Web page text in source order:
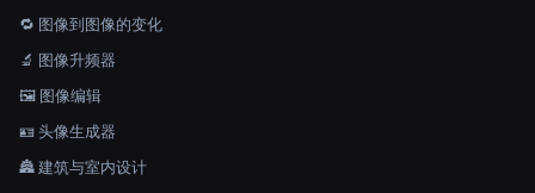
🔁 图像到图像的变化
🔬 图像升频器
🖼️ 图像编辑
🪪 头像生成器
🏯 建筑与室内设计